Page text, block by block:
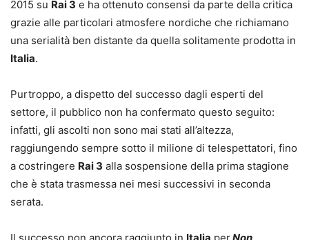
2015 su Rai 3 e ha ottenuto consensi da parte della critica
grazie alle particolari atmosfere nordiche che richiamano
una serialità ben distante da quella solitamente prodotta in
Italia.
Purtroppo, a dispetto del successo dagli esperti del
settore, il pubblico non ha confermato questo seguito:
infatti, gli ascolti non sono mai stati all’altezza,
raggiungendo sempre sotto il milione di telespettatori, fino
a costringere Rai 3 alla sospensione della prima stagione
che è stata trasmessa nei mesi successivi in seconda
serata.